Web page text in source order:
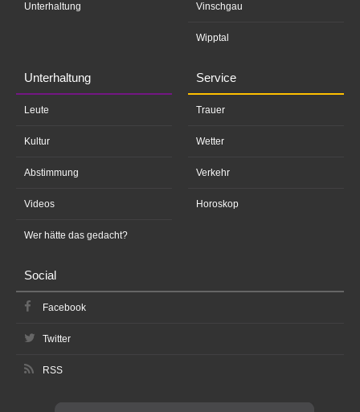
Unterhaltung Vinschgau
Wipptal
Unterhaltung
Leute
Kultur
Abstimmung
Videos
Wer hätte das gedacht?
Service
Trauer
Wetter
Verkehr
Horoskop
Social
Facebook
Twitter
RSS